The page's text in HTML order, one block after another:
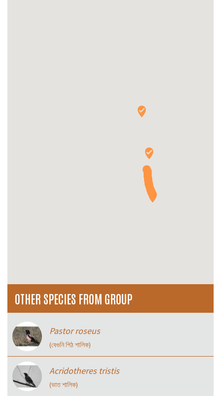
OTHER SPECIES FROM GROUP
Pastor roseus
(বেগুনি পিঠ শালিক)
Acridotheres tristis
(ভাত শালিক)